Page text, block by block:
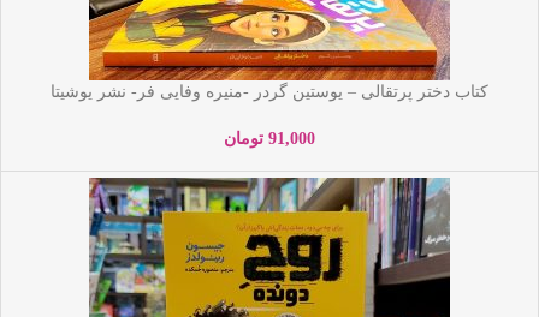
کتاب دختر پرتقالی – یوستین گردر -منیره وفایی فر- نشر یوشیتا
91,000 تومان